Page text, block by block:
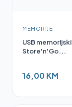
MEMORIJE
USB
Store'n'Go...
16,00 KM